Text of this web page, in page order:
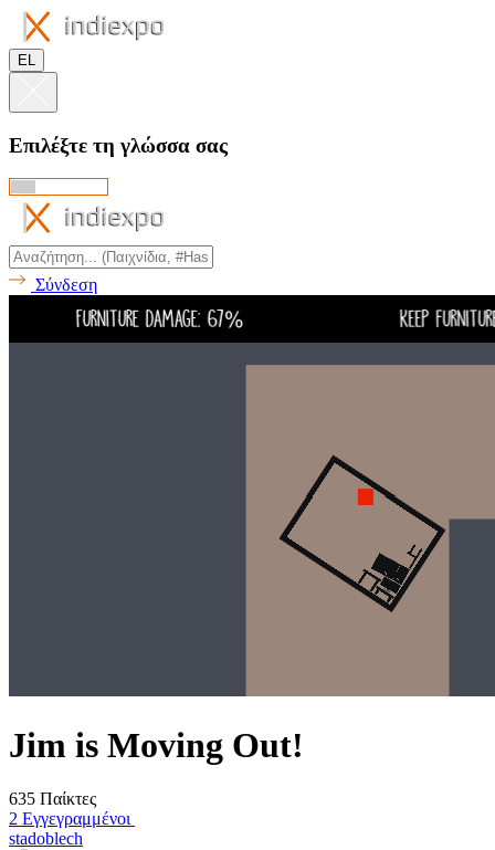
EL
Επιλέξτε τη γλώσσα σας
Σύνδεση
Jim is Moving Out!
635 Παίκτες
2 Εγγεγραμμένοι
stadoblech